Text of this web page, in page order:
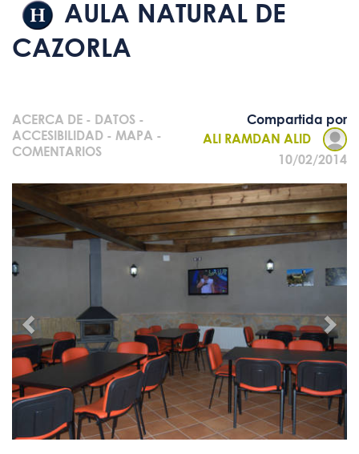
AULA NATURAL DE
CAZORLA
ACERCA DE - DATOS -
ACCESIBILIDAD - MAPA -
COMENTARIOS
Compartida por
ALI RAMDAN ALID
10/02/2014